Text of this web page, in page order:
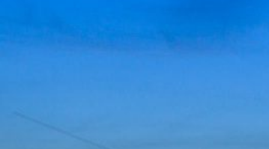
Фестиваль фейерверков в Чебоксарах